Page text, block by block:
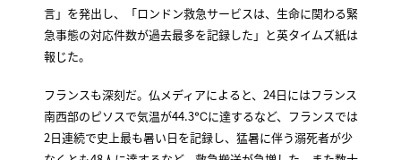
言」を発出し、「ロンドン救急サービスは、生命に関わる緊
急事態の対応件数が過去最多を記録した」と英タイムズ紙は
報じた。
フランスも深刻だ。仏メディアによると、24日にはフランス
南西部のピソスで気温が44.3℃に達するなど、フランスでは
2日連続で史上最も暑い日を記録し、猛暑に伴う溺死者が少